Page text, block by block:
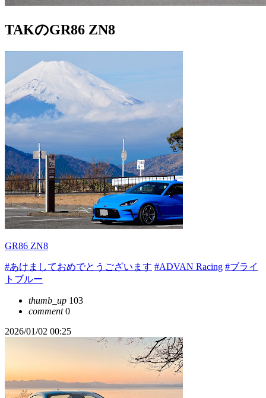
TAKのGR86 ZN8
GR86 ZN8
#あけましておめでとうございます #ADVAN Racing #ブライ
トブルー
thumb_up 103
comment0
2026/01/02 00:25